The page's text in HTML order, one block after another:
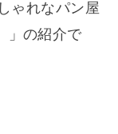
ゃれなパン屋
」の紹介で